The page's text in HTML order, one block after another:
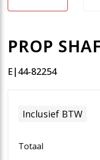
PROP
E|44-82254
Inclusief BTW
Totaal